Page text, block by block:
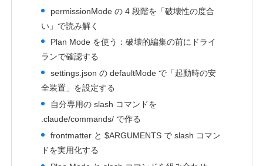
permissionMode の 4 段階を「破壊性の度合
い」で読み解く
Plan Mode を使う：破壊的編集の前にドライ
ランで確認する
settings.json の defaultMode で「起動時の安
全装置」を設定する
自分専用の slash コマンドを
.claude/commands/ で作る
frontmatter と $ARGUMENTS で slash コマン
ドを実用化する